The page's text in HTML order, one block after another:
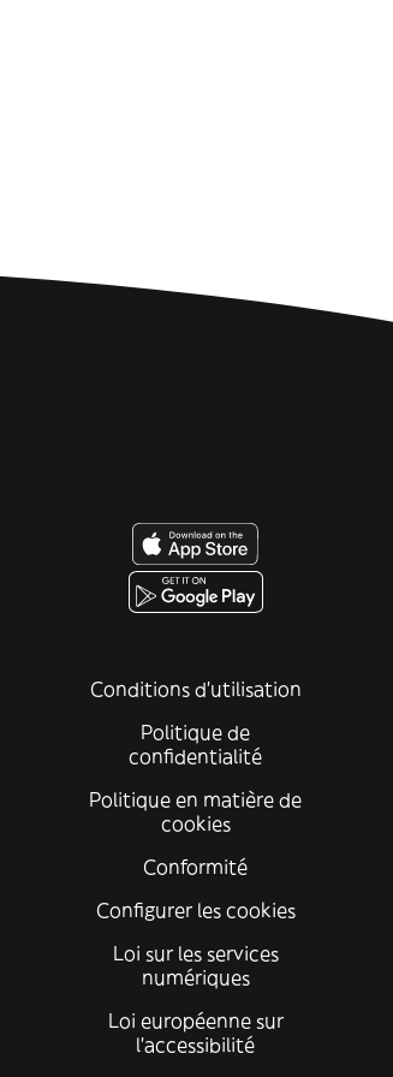
Conditions d'utilisation
Politique de
confidentialité
Politique en matière de
cookies
Conformité
Configurer les cookies
Loi sur les services
numériques
Loi européenne sur
l’accessibilité